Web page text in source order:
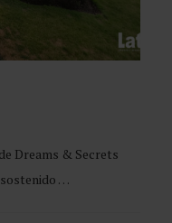
Dreams & Secrets
…